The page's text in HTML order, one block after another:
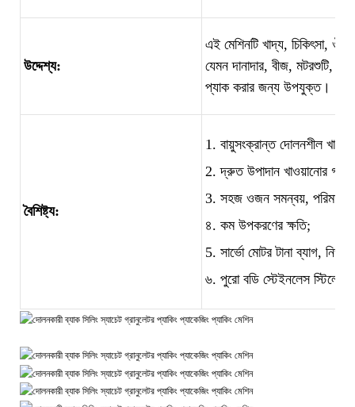
উদ্দেশ্য:
এই মেশিনটি খাদ্য, চিকিৎসা,
যেমন দানাদার, বীজ, মটরশুটি,
প্যাক করার জন্য উপযুক্ত।
বৈশিষ্ট্য:
1. বায়ুসংক্রান্ত দোলনশীল
2. দ্রুত উপাদান খাওয়ানোর গতি;
3. সহজ ওজন সমন্বয়, পরিমাপ
৪. কম উপকরণের ক্ষতি;
5. সার্ভো মোটর টানা ব্যাগ,
৬. পুরো বডি স্টেইনলেস স্টিলের